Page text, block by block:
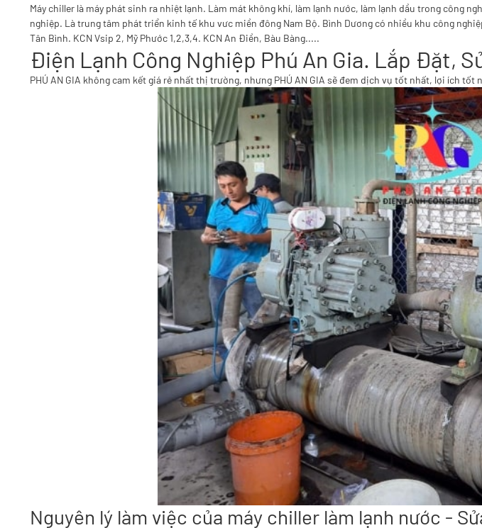
Máy chiller là máy phát sinh ra nhiệt lạnh. Làm mát không khí, làm lạnh nước, làm lạnh dầu trong công
nghiệp. Là trung tâm phát triển kinh tế khu vưc miền đông Nam Bộ. Bình Dương có nhiều khu công
Tân Bình. KCN Vsip 2, Mỹ Phước 1,2,3,4. KCN An Điền, Bàu Bàng.....
Điện Lạnh Công Nghiệp Phú An Gia. Lắp Đặt,
PHÚ AN GIA không cam kết giá rẻ nhất thị trường, nhưng PHÚ AN GIA sẽ đem dịch vụ tốt nhất, lợi ích tốt
Nguyên lý làm việc của máy chiller làm lạnh nước -